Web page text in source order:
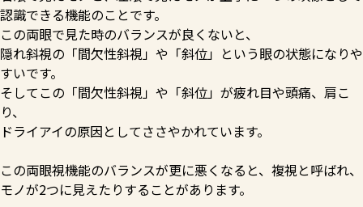
認識できる機能のことです。
この両眼で見た時のバランスが良くないと、
隠れ斜視の「間欠性斜視」や「斜位」という眼の状態になりや
すいです。
そしてこの「間欠性斜視」や「斜位」が疲れ目や頭痛、肩こ
り、
ドライアイの原因としてささやかれています。
この両眼視機能のバランスが更に悪くなると、複視と呼ばれ、
モノが2つに見えたりすることがあります。